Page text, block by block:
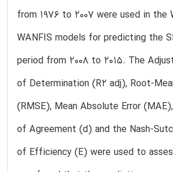
from 1976 to 2007 were used in the
WANFIS models for predicting the
period from 2008 to 2015. The
of Determination (R2 adj), Root-
(RMSE), Mean Absolute Error
of Agreement (d) and the Nash-
of Efficiency (E) were used to